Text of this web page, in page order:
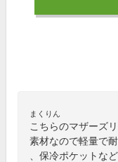
まくりん
こちらのマザーズ
素材なので軽量で
、保冷ポケットな